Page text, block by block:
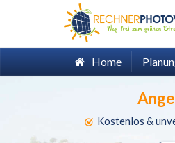
Home
Kostenlos &